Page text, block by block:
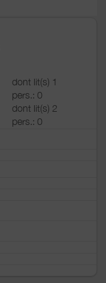
dont lit(s) 1
pers.: 0
dont lit(s) 2
pers.: 0